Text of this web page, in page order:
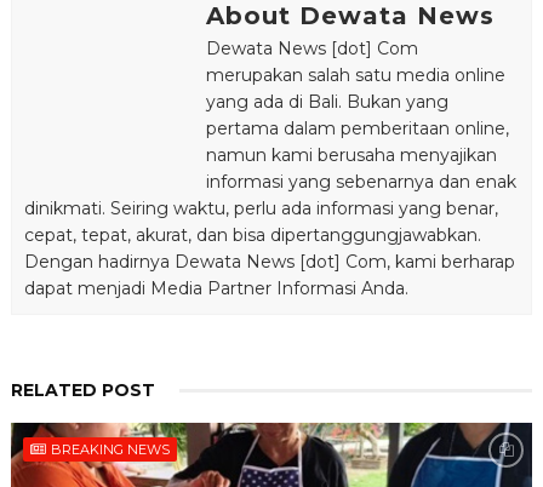
About Dewata News
Dewata News [dot] Com
merupakan salah satu media online
yang ada di Bali. Bukan yang
pertama dalam pemberitaan online,
namun kami berusaha menyajikan
informasi yang sebenarnya dan enak
dinikmati. Seiring waktu, perlu ada informasi yang benar,
cepat, tepat, akurat, dan bisa dipertanggungjawabkan.
Dengan hadirnya Dewata News [dot] Com, kami berharap
dapat menjadi Media Partner Informasi Anda.
RELATED POST
BREAKING NEWS